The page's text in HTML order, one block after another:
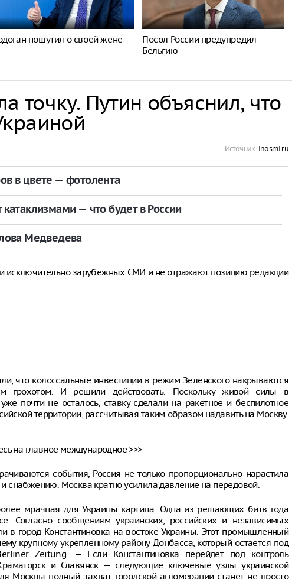
пошутил о своей жене
Посол России предупредил
Бельгию
точку. Путин объяснил, что
Источник: inosmi.ru
в цвете — фотолента
— что будет в России
Медведева
зарубежных СМИ и не отражают позицию редакции
что колоссальные инвестиции в режим Зеленского накрываются
грохотом. И решили действовать. Поскольку живой силы в
почти не осталось, ставку сделали на ракетное и беспилотное
территории, рассчитывая таким образом надавить на Москву.
на главное международное >>>
события, Россия не только пропорционально нарастила
снабжению. Москва кратно усилила давление на передовой.
мрачная для Украины картина. Одна из решающих битв года
Согласно сообщениям украинских, российских и независимых
в город Константиновка на востоке Украины. Этот промышленный
крупному укрепленному району Донбасса, который остается под
Zeitung. — Если Константиновка перейдет под контроль
и Славянск — следующие ключевые узлы украинской
Москвы полный захват городской агломерации станет не просто